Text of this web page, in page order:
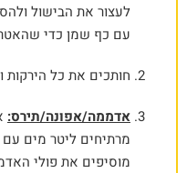
לעצור את הבישול
עם כף שמן כדי
חותכים את כל
אדממה/אפונה/תירס:
מרתיחים ליטר מים